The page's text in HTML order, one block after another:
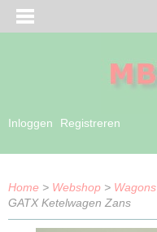
Inloggen Registreren
Home > Webshop > Wagons
GATX Ketelwagen Zans